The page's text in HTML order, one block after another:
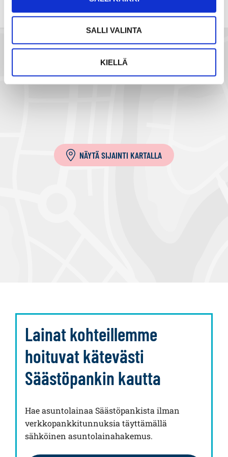
SALLI VALINTA
KIELLÄ
k
ö
p
t
NÄYTÄ SIJAINTI KARTALLA
Lainat kohteillemme
hoituvat kätevästi
Säästöpankin kautta
Hae asuntolainaa Säästöpankista ilman
verkkopankkitunnuksia täyttämällä
sähköinen asuntolainahakemus.